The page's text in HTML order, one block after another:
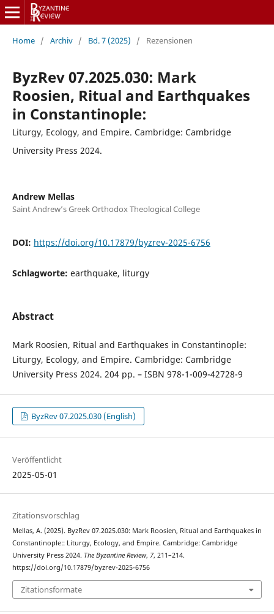
Home / Archiv / Bd. 7 (2025) / Rezensionen
ByzRev 07.2025.030: Mark
Roosien, Ritual and Earthquakes
in Constantinople:
Liturgy, Ecology, and Empire. Cambridge: Cambridge
University Press 2024.
Andrew Mellas
Sаint Andrew’s Greek Orthodox Theological College
DOI: https://doi.org/10.17879/byzrev-2025-6756
Schlagworte: earthquake, liturgy
Abstract
Mark Roosien, Ritual and Earthquakes in Constantinople:
Liturgy, Ecology, and Empire. Cambridge: Cambridge
University Press 2024. 204 pp. – ISBN 978-1-009-42728-9
ByzRev 07.2025.030 (English)
Veröffentlicht
2025-05-01
Zitationsvorschlag
Mellas, A. (2025). ByzRev 07.2025.030: Mark Roosien, Ritual and Earthquakes in
Constantinople:: Liturgy, Ecology, and Empire. Cambridge: Cambridge
University Press 2024. The Byzantine Review, 7, 211–214.
https://doi.org/10.17879/byzrev-2025-6756
Zitationsformate